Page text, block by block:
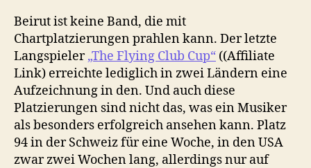
Beirut ist keine Band, die mit
Chartplatzierungen prahlen kann. Der letzte
Langspieler„The Flying Club Cup“ ((Affiliate
Link) erreichte lediglich in zwei Ländern eine
Aufzeichnung in den. Und auch diese
Platzierungen sind nicht das, was ein Musiker
als besonders erfolgreich ansehen kann. Platz
94 in der Schweiz für eine Woche, in den USA
zwar zwei Wochen lang, allerdings nur auf